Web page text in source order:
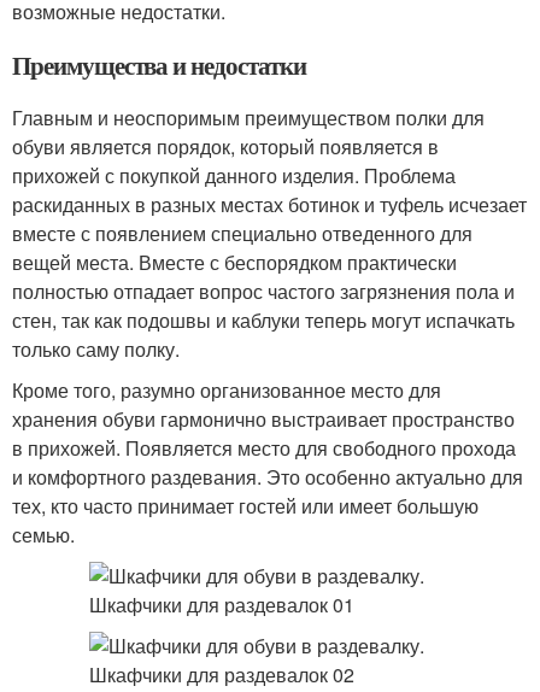
возможные недостатки.
Преимущества и недостатки
Главным и неоспоримым преимуществом полки для
обуви является порядок, который появляется в
прихожей с покупкой данного изделия. Проблема
раскиданных в разных местах ботинок и туфель исчезает
вместе с появлением специально отведенного для
вещей места. Вместе с беспорядком практически
полностью отпадает вопрос частого загрязнения пола и
стен, так как подошвы и каблуки теперь могут испачкать
только саму полку.
Кроме того, разумно организованное место для
хранения обуви гармонично выстраивает пространство
в прихожей. Появляется место для свободного прохода
и комфортного раздевания. Это особенно актуально для
тех, кто часто принимает гостей или имеет большую
семью.